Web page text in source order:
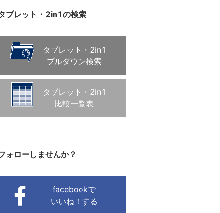
ブレット・2in1の検索
タブレット・2in1
プルダウン検索
タブレット・2in1
比較一覧表
ォローしませんか？
facebookで
いいね！する